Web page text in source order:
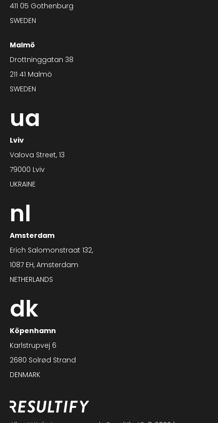
411 05 Gothenburg
SWEDEN
Malmö
Drottninggatan 38
211 41 Malmö
SWEDEN
ua
Lviv
Valova Street, 13
79000 Lviv
UKRAINE
nl
Amsterdam
Erich Salomonstraat 132,
1087 EH, Amsterdam
NETHERLANDS
dk
Köpenhamn
Karlstrupvej 6
2680 Solrød Strand
DENMARK